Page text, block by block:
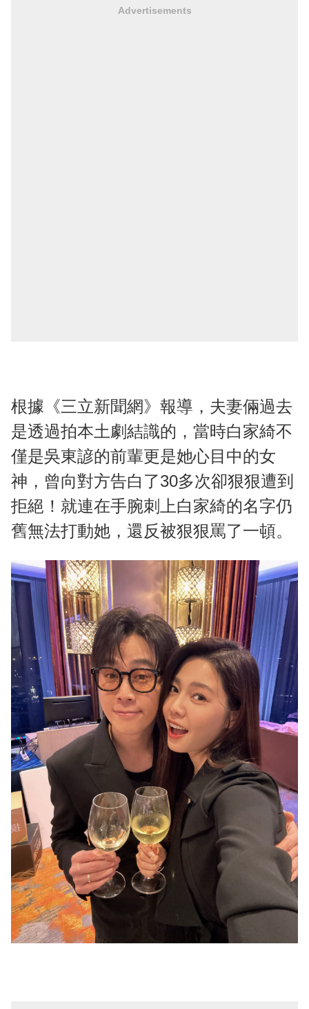
Advertisements
根據《三立新聞網》報導，夫妻倆過去
是透過拍本土劇結識的，當時白家綺不
僅是吳東諺的前輩更是她心目中的女
神，曾向對方告白了30多次卻狠狠遭到
拒絕！就連在手腕刺上白家綺的名字仍
舊無法打動她，還反被狠狠罵了一頓。